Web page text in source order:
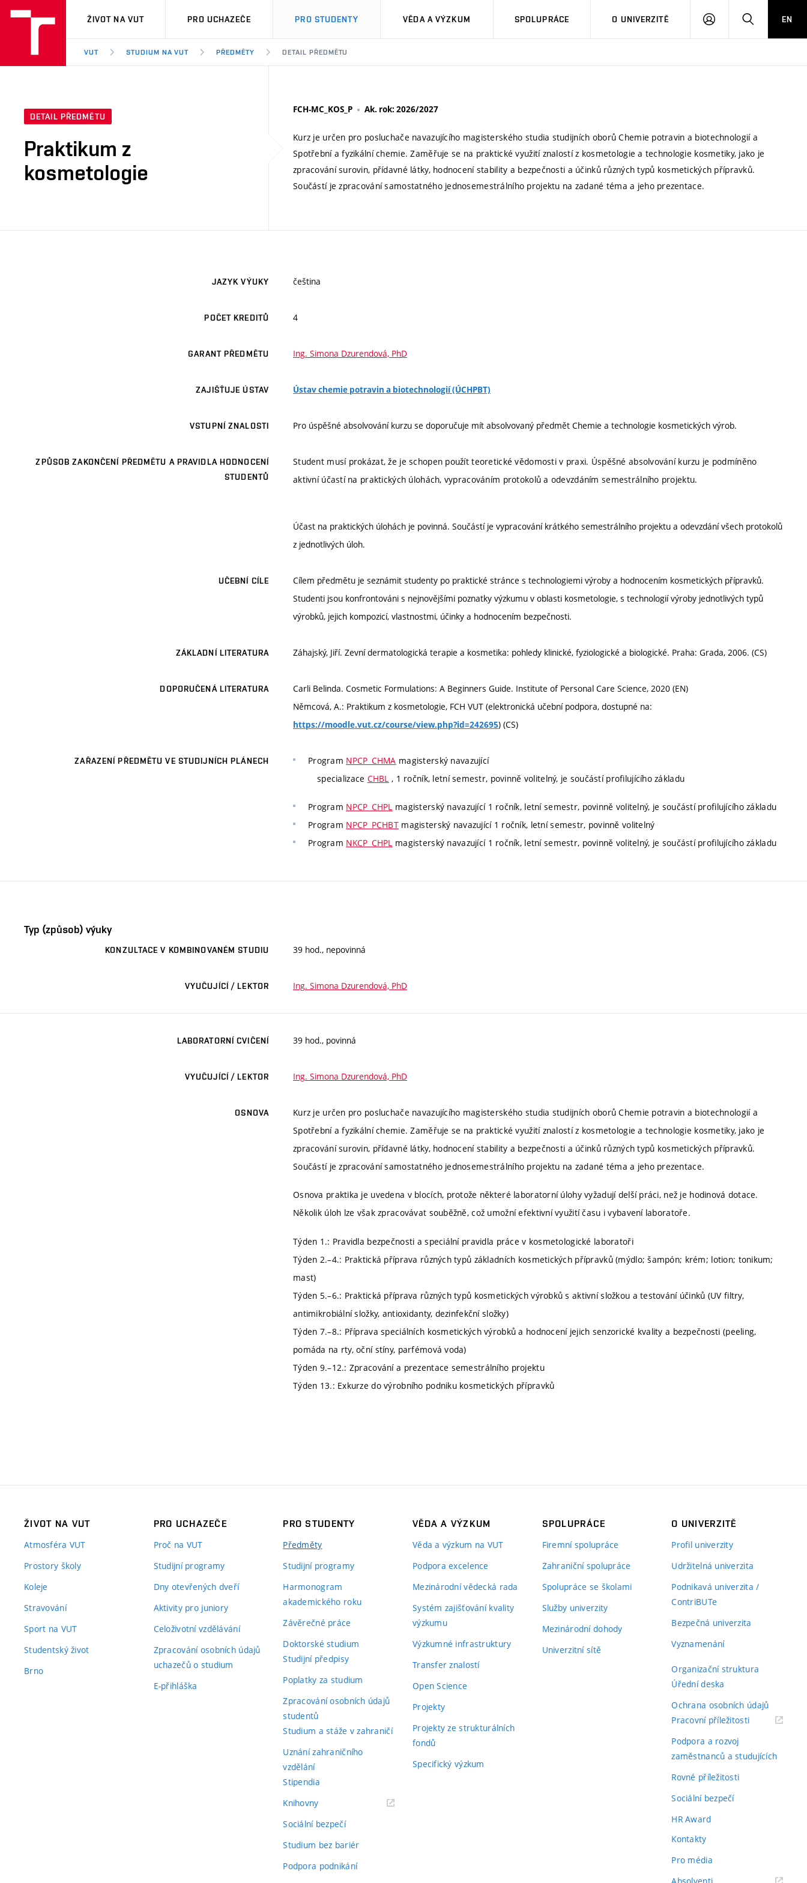
VUT
ŽIVOT NA VUT PRO UCHAZEČE PRO STUDENTY VĚDA A VÝZKUM SPOLUPRÁCE O UNIVERZITĚ
PŘIHLÁSIT HLEDATEN
VUT STUDIUM NA VUT PŘEDMĚTY DETAIL PŘEDMĚTU
DETAIL PŘEDMĚTU
Praktikum z
kosmetologie
FCH-MC_KOS_P Ak. rok: 2026/2027
Kurz je určen pro posluchače navazujícího magisterského studia studijních oborů Chemie potravin a biotechnologií a
Spotřební a fyzikální chemie. Zaměřuje se na praktické využití znalostí z kosmetologie a technologie kosmetiky, jako je
zpracování surovin, přídavné látky, hodnocení stability a bezpečnosti a účinků různých typů kosmetických přípravků.
Součástí je zpracování samostatného jednosemestrálního projektu na zadané téma a jeho prezentace.
JAZYK VÝUKY čeština
POČET KREDITŮ 4
GARANT PŘEDMĚTU Ing. Simona Dzurendová, PhD
ZAJIŠŤUJE ÚSTAV Ústav chemie potravin a biotechnologií (ÚCHPBT)
VSTUPNÍ ZNALOSTI Pro úspěšné absolvování kurzu se doporučuje mít absolvovaný předmět Chemie a technologie kosmetických výrob.
ZPŮSOB ZAKONČENÍ PŘEDMĚTU A PRAVIDLA HODNOCENÍ
STUDENTŮ
Student musí prokázat, že je schopen použít teoretické vědomosti v praxi. Úspěšné absolvování kurzu je podmíněno
aktivní účastí na praktických úlohách, vypracováním protokolů a odevzdáním semestrálního projektu.
Účast na praktických úlohách je povinná. Součástí je vypracování krátkého semestrálního projektu a odevzdání všech protokolů
z jednotlivých úloh.
UČEBNÍ CÍLE
Cílem předmětu je seznámit studenty po praktické stránce s technologiemi výroby a hodnocením kosmetických přípravků.
Studenti jsou konfrontováni s nejnovějšími poznatky výzkumu v oblasti kosmetologie, s technologií výroby jednotlivých typů
výrobků, jejich kompozicí, vlastnostmi, účinky a hodnocením bezpečnosti.
ZÁKLADNÍ LITERATURA Záhajský, Jiří. Zevní dermatologická terapie a kosmetika: pohledy klinické, fyziologické a biologické. Praha: Grada, 2006. (CS)
DOPORUČENÁ LITERATURA
Carli Belinda. Cosmetic Formulations: A Beginners Guide. Institute of Personal Care Science, 2020 (EN)
Němcová, A.: Praktikum z kosmetologie, FCH VUT (elektronická učební podpora, dostupné na:
https://moodle.vut.cz/course/view.php?id=242695) (CS)
ZAŘAZENÍ PŘEDMĚTU VE STUDIJNÍCH PLÁNECH Program NPCP_CHMA magisterský navazující
specializace CHBL , 1 ročník, letní semestr, povinně volitelný, je součástí profilujícího základu
Program NPCP_CHPL magisterský navazující 1 ročník, letní semestr, povinně volitelný, je součástí profilujícího základu
Program NPCP_PCHBT magisterský navazující 1 ročník, letní semestr, povinně volitelný
Program NKCP_CHPL magisterský navazující 1 ročník, letní semestr, povinně volitelný, je součástí profilujícího základu
Typ (způsob) výuky
KONZULTACE V KOMBINOVANÉM STUDIU 39 hod., nepovinná
VYUČUJÍCÍ / LEKTOR Ing. Simona Dzurendová, PhD
LABORATORNÍ CVIČENÍ 39 hod., povinná
VYUČUJÍCÍ / LEKTOR Ing. Simona Dzurendová, PhD
OSNOVA
Kurz je určen pro posluchače navazujícího magisterského studia studijních oborů Chemie potravin a biotechnologií a
Spotřební a fyzikální chemie. Zaměřuje se na praktické využití znalostí z kosmetologie a technologie kosmetiky, jako je
zpracování surovin, přídavné látky, hodnocení stability a bezpečnosti a účinků různých typů kosmetických přípravků.
Součástí je zpracování samostatného jednosemestrálního projektu na zadané téma a jeho prezentace.
Osnova praktika je uvedena v blocích, protože některé laboratorní úlohy vyžadují delší práci, než je hodinová dotace.
Několik úloh lze však zpracovávat souběžně, což umožní efektivní využití času i vybavení laboratoře.
Týden 1.: Pravidla bezpečnosti a speciální pravidla práce v kosmetologické laboratoři
Týden 2.–4.: Praktická příprava různých typů základních kosmetických přípravků (mýdlo; šampón; krém; lotion; tonikum;
mast)
Týden 5.–6.: Praktická příprava různých typů kosmetických výrobků s aktivní složkou a testování účinků (UV filtry,
antimikrobiální složky, antioxidanty, dezinfekční složky)
Týden 7.–8.: Příprava speciálních kosmetických výrobků a hodnocení jejich senzorické kvality a bezpečnosti (peeling,
pomáda na rty, oční stíny, parfémová voda)
Týden 9.–12.: Zpracování a prezentace semestrálního projektu
Týden 13.: Exkurze do výrobního podniku kosmetických přípravků
ŽIVOT NA VUT
Atmosféra VUT
Prostory školy
Koleje
Stravování
Sport na VUT
Studentský život
Brno
PRO UCHAZEČE
Proč na VUT
Studijní programy
Dny otevřených dveří
Aktivity pro juniory
Celoživotní vzdělávání
Zpracování osobních údajů
uchazečů o studium
E-přihláška
PRO STUDENTY
Předměty
Studijní programy
Harmonogram
akademického roku
Závěrečné práce
Doktorské studium
Studijní předpisy
Poplatky za studium
Zpracování osobních údajů
studentů
Studium a stáže v zahraničí
Uznání zahraničního
vzdělání
Stipendia
Knihovny(externí
Sociální bezpečí
Studium bez bariér
Podpora podnikání
VĚDA A VÝZKUM
Věda a výzkum na VUT
Podpora excelence
Mezinárodní vědecká rada
Systém zajišťování kvality
výzkumu
Výzkumné infrastruktury
Transfer znalostí
Open Science
Projekty
Projekty ze strukturálních
fondů
Specifický výzkum
SPOLUPRÁCE
Firemní spolupráce
Zahraniční spolupráce
Spolupráce se školami
Služby univerzity
Mezinárodní dohody
Univerzitní sítě
O UNIVERZITĚ
Profil univerzity
Udržitelná univerzita
Podnikavá univerzita /
ContriBUTe
Bezpečná univerzita
Vyznamenání
Organizační struktura
Úřední deska
Ochrana osobních údajů
Pracovní příležitosti(externí
Podpora a rozvoj
zaměstnanců a studujících
Rovné příležitosti
Sociální bezpečí
HR Award
Kontakty
Pro média
Absolventi(externí